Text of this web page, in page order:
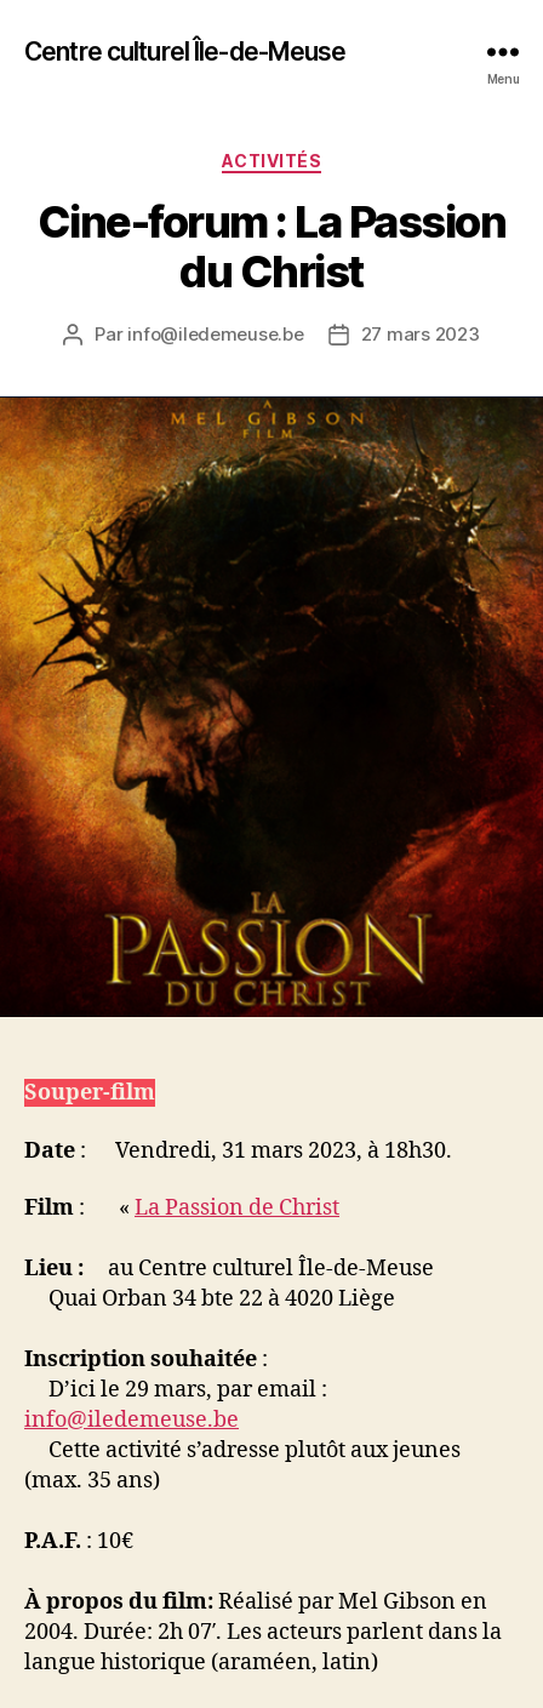
Centre culturel Île-de-Meuse
Menu
Catégories
ACTIVITÉS
Cine-forum : La Passion
du Christ
Auteur
Par info@iledemeuse.be
Date27 mars 2023
Souper-film
Date : Vendredi, 31 mars 2023, à 18h30.
Film : « La Passion de Christ
Lieu : au Centre culturel Île-de-Meuse
Quai Orban 34 bte 22 à 4020 Liège
Inscription souhaitée :
D’ici le 29 mars, par email :
info@iledemeuse.be
Cette activité s’adresse plutôt aux jeunes
(max. 35 ans)
P.A.F. : 10€
À propos du film:Réalisé par Mel Gibson en
2004. Durée: 2h 07′. Les acteurs parlent dans la
langue historique (araméen, latin)